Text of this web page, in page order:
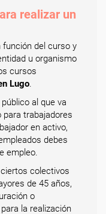
realizar un
del curso y
u organismo
cursos
Lugo.
al que va
para trabajadores
en activo,
debes
empleo.
colectivos
de 45 años,
o
la realización